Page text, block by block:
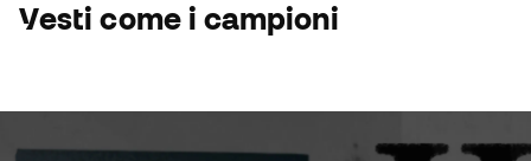
Vesti come i campioni